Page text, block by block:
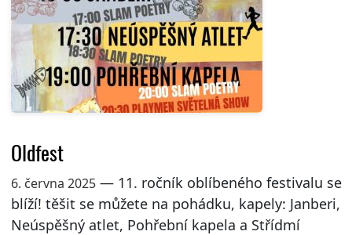
Oldfest
6. června 2025— 11. ročník oblíbeného festivalu se
blíží! těšit se můžete na pohádku, kapely: Janberi,
Neúspěšný atlet, Pohřební kapela a Střídmí